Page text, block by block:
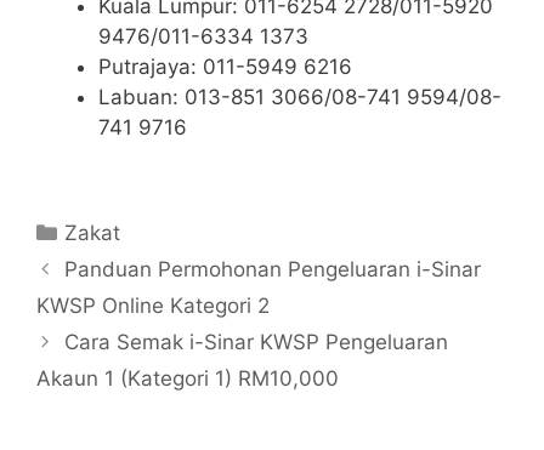
Kuala Lumpur: 011-6254 2728/011-5920
9476/011-6334 1373
Putrajaya: 011-5949 6216
Labuan: 013-851 3066/08-741 9594/08-
741 9716
Categories
Zakat
Panduan Permohonan Pengeluaran i-Sinar
KWSP Online Kategori 2
Cara Semak i-Sinar KWSP Pengeluaran
Akaun 1 (Kategori 1) RM10,000